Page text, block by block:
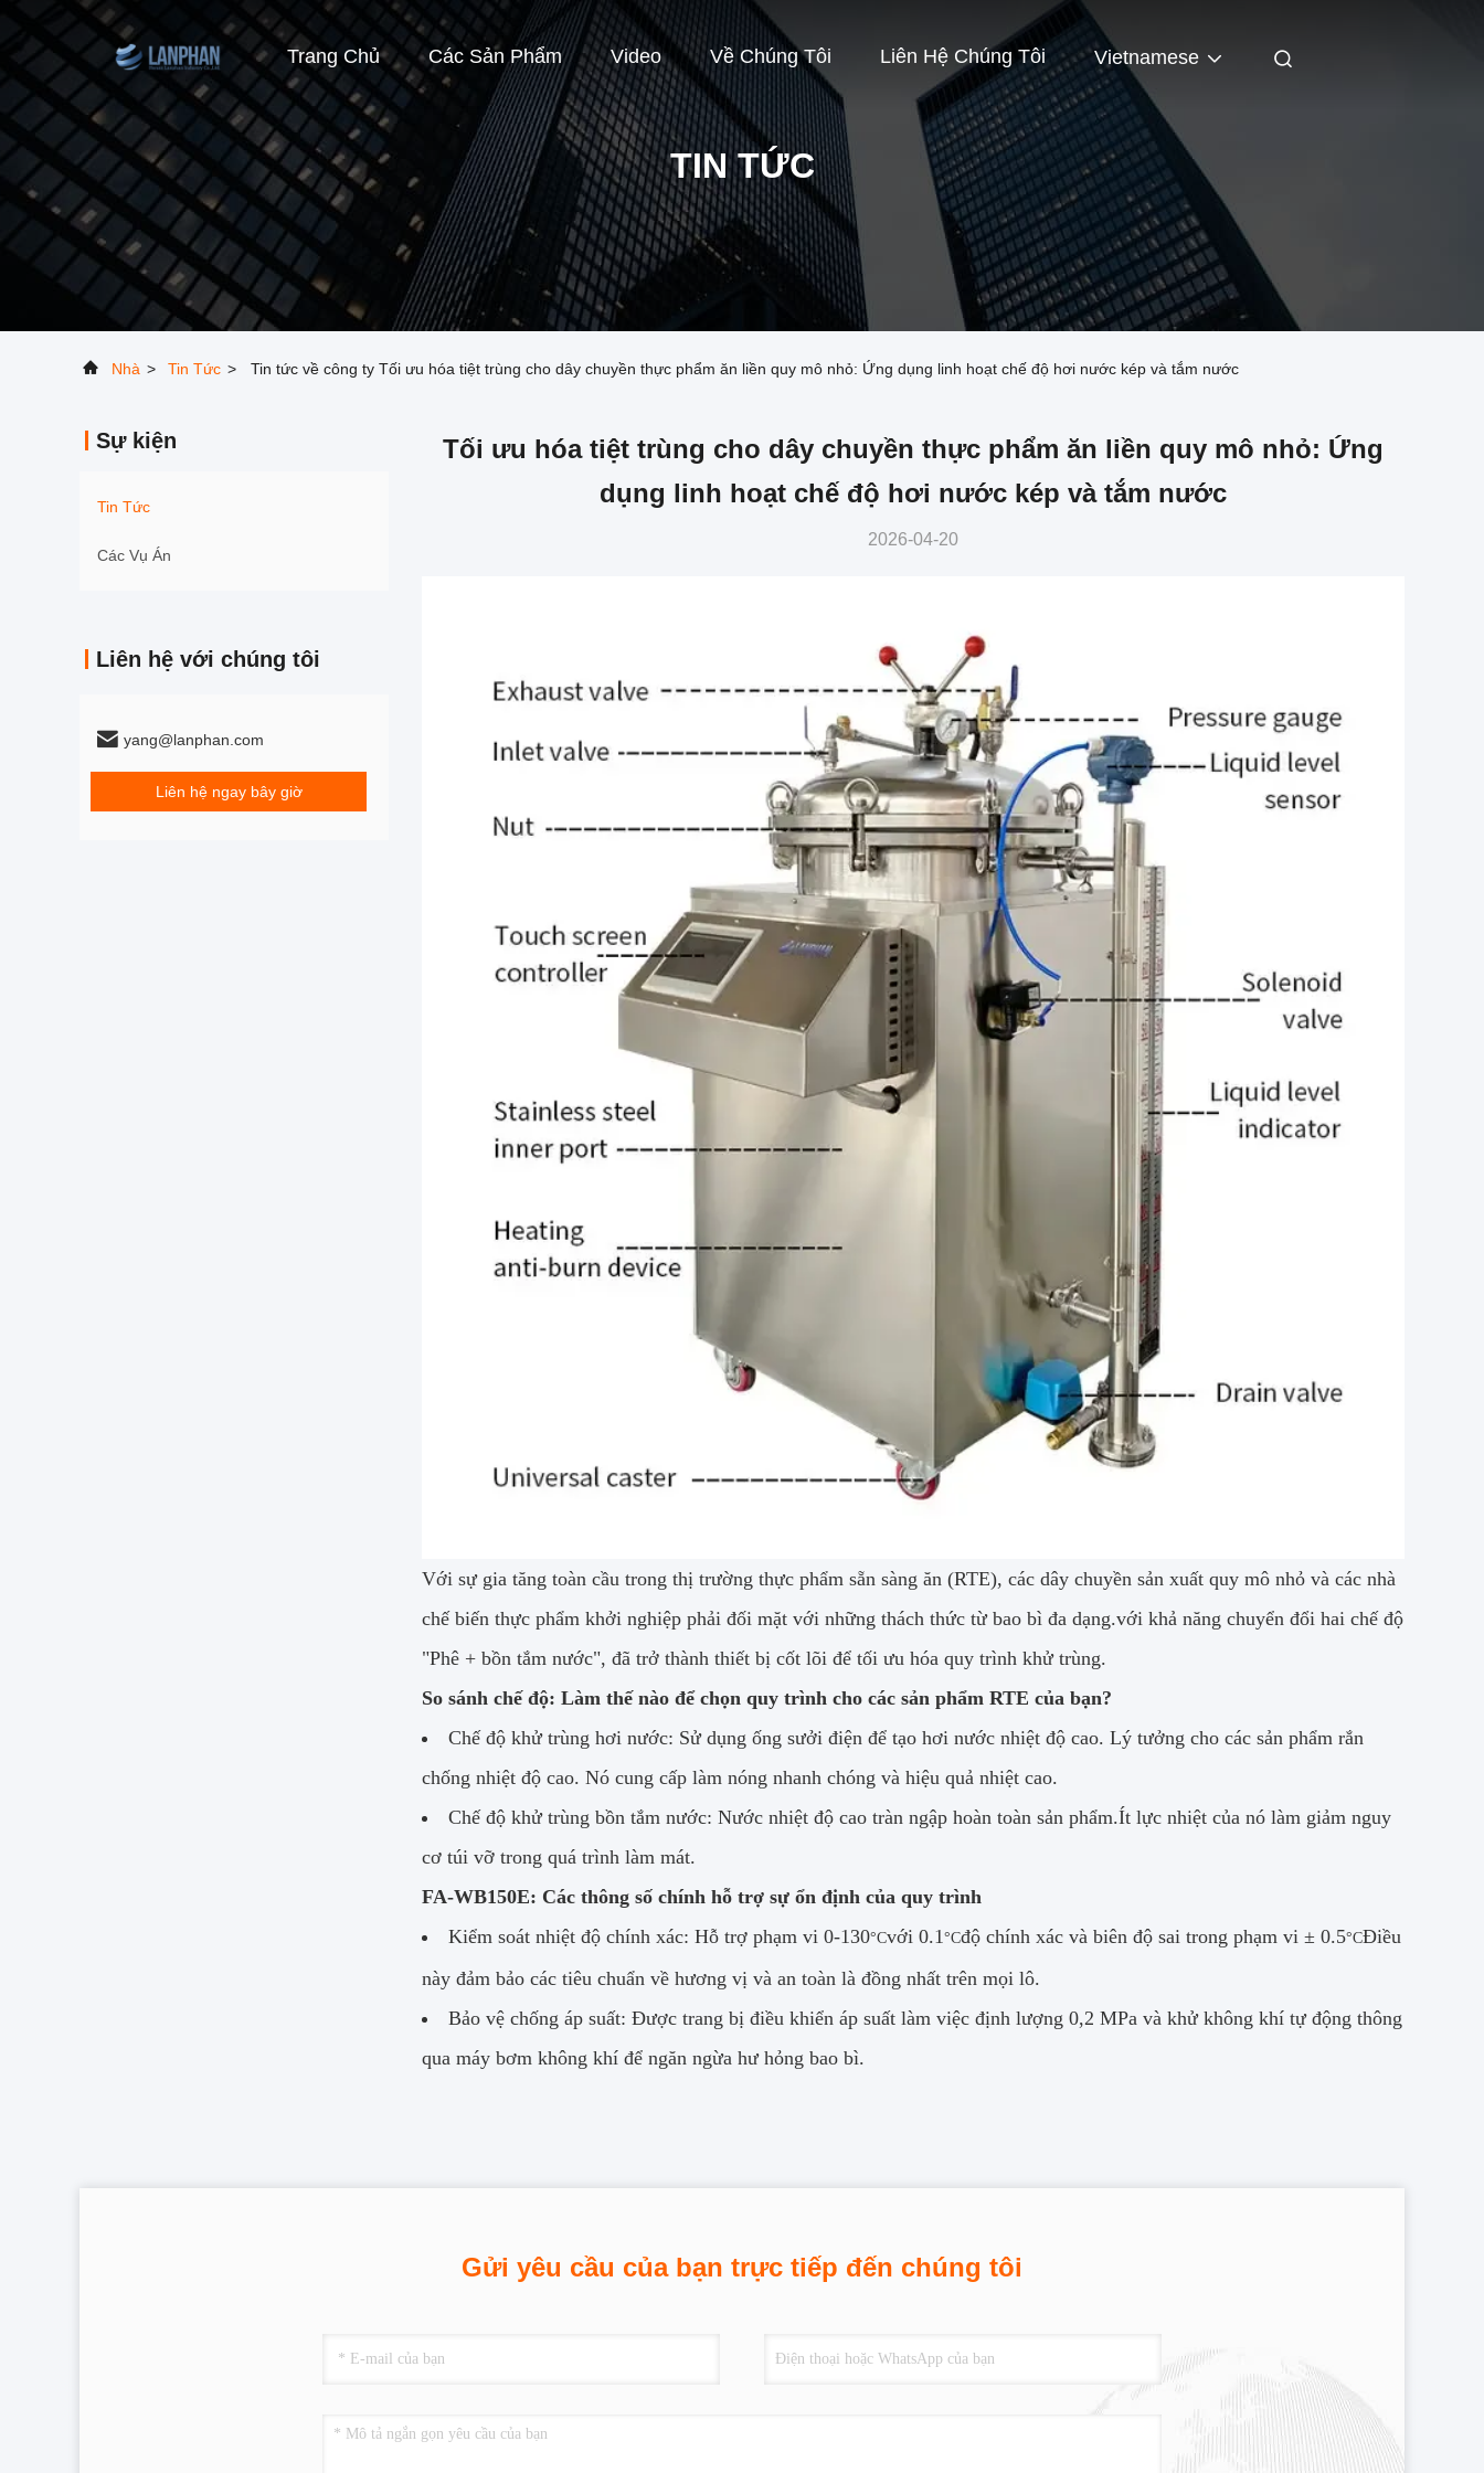
Trang Chủ Các Sản Phẩm Video Về Chúng Tôi Liên Hệ Chúng Tôi Vietnamese
TIN TỨC
Nhà > Tin Tức > Tin tức về công ty Tối ưu hóa tiệt trùng cho dây chuyền thực phẩm ăn liền quy mô nhỏ: Ứng dụng linh hoạt chế độ hơi nước kép và tắm nước
Sự kiện
Tin Tức
Các Vụ Án
Liên hệ với chúng tôi
yang@lanphan.com
Liên hệ ngay bây giờ
Tối ưu hóa tiệt trùng cho dây chuyền thực phẩm ăn liền quy mô nhỏ: Ứng
dụng linh hoạt chế độ hơi nước kép và tắm nước
2026-04-20
Với sự gia tăng toàn cầu trong thị trường thực phẩm sẵn sàng ăn (RTE), các dây chuyền sản xuất quy mô nhỏ và các nhà
chế biến thực phẩm khởi nghiệp phải đối mặt với những thách thức từ bao bì đa dạng.với khả năng chuyển đổi hai chế độ
"Phê + bồn tắm nước", đã trở thành thiết bị cốt lõi để tối ưu hóa quy trình khử trùng.
So sánh chế độ: Làm thế nào để chọn quy trình cho các sản phẩm RTE của bạn?
Chế độ khử trùng hơi nước: Sử dụng ống sưởi điện để tạo hơi nước nhiệt độ cao. Lý tưởng cho các sản phẩm rắn
chống nhiệt độ cao. Nó cung cấp làm nóng nhanh chóng và hiệu quả nhiệt cao.
Chế độ khử trùng bồn tắm nước: Nước nhiệt độ cao tràn ngập hoàn toàn sản phẩm.Ít lực nhiệt của nó làm giảm nguy
cơ túi vỡ trong quá trình làm mát.
FA-WB150E: Các thông số chính hỗ trợ sự ổn định của quy trình
Kiểm soát nhiệt độ chính xác: Hỗ trợ phạm vi 0-130°Cvới 0.1°Cđộ chính xác và biên độ sai trong phạm vi ± 0.5°CĐiều
này đảm bảo các tiêu chuẩn về hương vị và an toàn là đồng nhất trên mọi lô.
Bảo vệ chống áp suất: Được trang bị điều khiển áp suất làm việc định lượng 0,2 MPa và khử không khí tự động thông
qua máy bơm không khí để ngăn ngừa hư hỏng bao bì.
Gửi yêu cầu của bạn trực tiếp đến chúng tôi